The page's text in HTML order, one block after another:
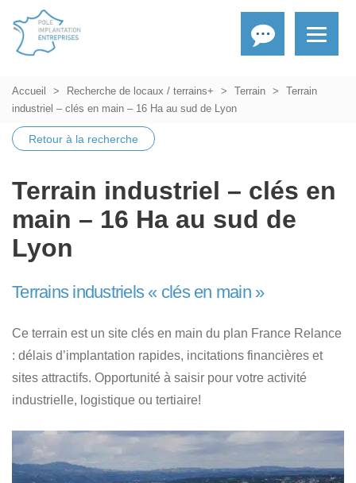
Accueil Recherche de locaux / terrains+ Terrain
Terrain
industriel – clés en main – 16 Ha au sud de Lyon
Retour à la recherche
Terrain industriel – clés en
main – 16 Ha au sud de
Lyon
Terrains industriels « clés en main »
Ce terrain est un site clés en main du plan France Relance
: délais d’implantation rapides, incitations financières et
sites attractifs. Opportunité à saisir pour votre activité
industrielle, logistique ou tertiaire!